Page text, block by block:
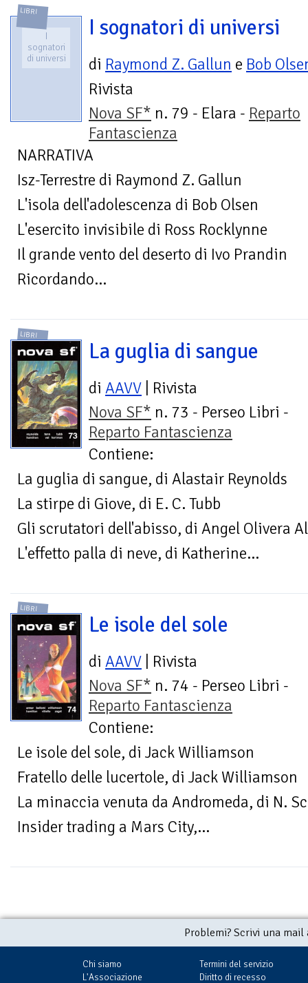
LIBRI
I
sognatori
di universi
I sognatori di universi
di Raymond Z. Gallun e Bob
Rivista
Nova SF* n. 79 - Elara - Reparto
Fantascienza
NARRATIVA
Isz-Terrestre di Raymond Z. Gallun
L'isola dell'adolescenza di Bob Olsen
L'esercito invisibile di Ross Rocklynne
Il grande vento del deserto di Ivo Prandin
Ricordando...
LIBRI
La guglia di sangue
di AAVV | Rivista
Nova SF* n. 73 - Perseo Libri -
Reparto Fantascienza
Contiene:
La guglia di sangue, di Alastair Reynolds
La stirpe di Giove, di E. C. Tubb
Gli scrutatori dell'abisso, di Angel Olivera
L'effetto palla di neve, di Katherine...
LIBRI
Le isole del sole
di AAVV | Rivista
Nova SF* n. 74 - Perseo Libri -
Reparto Fantascienza
Contiene:
Le isole del sole, di Jack Williamson
Fratello delle lucertole, di Jack Williamson
La minaccia venuta da Andromeda, di N.
Insider trading a Mars City,...
Problemi? Scrivi una
Chi siamo
L'Associazione
Termini del servizio
Diritto di recesso